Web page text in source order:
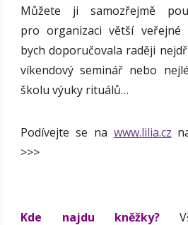
Můžete ji samozřejmě
pro organizaci větší veřejné
bych doporučovala raději
víkendový seminář nebo
školu výuky rituálů…
Podívejte se na www.lilia.cz
>>>
Kde najdu kněžky?